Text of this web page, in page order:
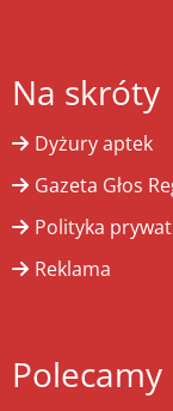
Na skróty
Dyżury aptek
Gazeta Głos
Polityka
Reklama
Polecamy